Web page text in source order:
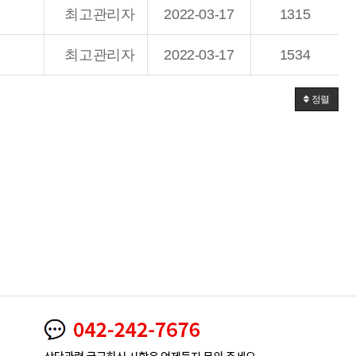
최고관리자 2022-03-17 1315
최고관리자 2022-03-17 1534
정렬